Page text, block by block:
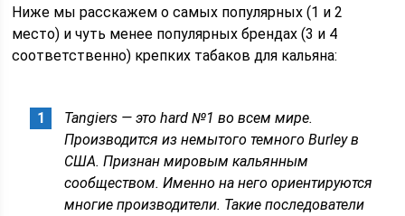
Ниже мы расскажем о самых популярных (1 и 2
место) и чуть менее популярных брендах (3 и 4
соответственно) крепких табаков для кальяна:
Tangiers — это hard №1 во всем мире.
Производится из немытого темного Burley в
США. Признан мировым кальянным
сообществом. Именно на него ориентируются
многие производители. Такие последователи